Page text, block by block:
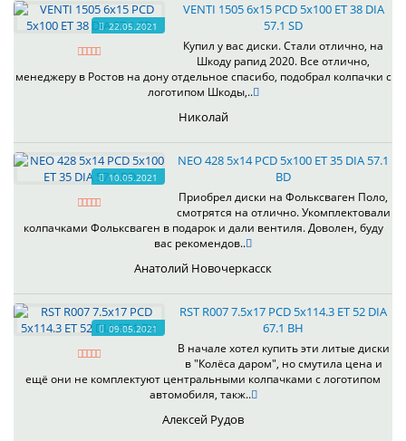
22.05.2021
VENTI 1505 6x15 PCD 5x100 ET 38 DIA
57.1 SD
Купил у вас диски. Стали отлично, на
Шкоду рапид 2020. Все отлично,
менеджеру в Ростов на дону отдельное спасибо, подобрал колпачки с
логотипом Шкоды,..
Николай
10.05.2021
NEO 428 5x14 PCD 5x100 ET 35 DIA 57.1
BD
Приобрел диски на Фольксваген Поло,
смотрятся на отлично. Укомплектовали
колпачками Фольксваген в подарок и дали вентиля. Доволен, буду
вас рекомендов..
Анатолий Новочеркасск
09.05.2021
RST R007 7.5x17 PCD 5x114.3 ET 52 DIA
67.1 BH
В начале хотел купить эти литые диски
в "Колёса даром", но смутила цена и
ещё они не комплектуют центральными колпачками с логотипом
автомобиля, такж..
Алексей Рудов